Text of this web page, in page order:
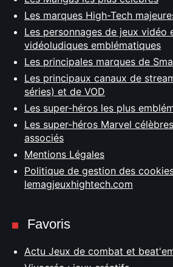
Les marques High-Tech
Les personnages de jeux vidéo
vidéoludiques emblématiques
Les principales marques de
Les principaux canaux de
séries) et de VOD
Les super-héros les plus
Les super-héros Marvel
associés
Mentions Légales
Politique de gestion des
lemagjeuxhightech.com
Favoris
Actu Jeux de combat et